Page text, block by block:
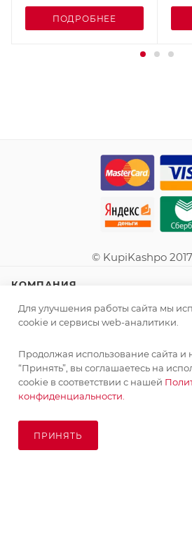
ПОДРОБНЕЕ
© KupiKashpo
КОМПАНИЯ
ИНФОРМАЦИЯ
ПОМОЩЬ
ПОДПИСАТЬСЯ НА
Для улучшения работы сайта мы
cookie и сервисы web-аналитики.
Продолжая использование сайта
“Принять”, вы соглашаетесь на
cookie в соответствии с нашей
конфиденциальности.
ПРИНЯТЬ